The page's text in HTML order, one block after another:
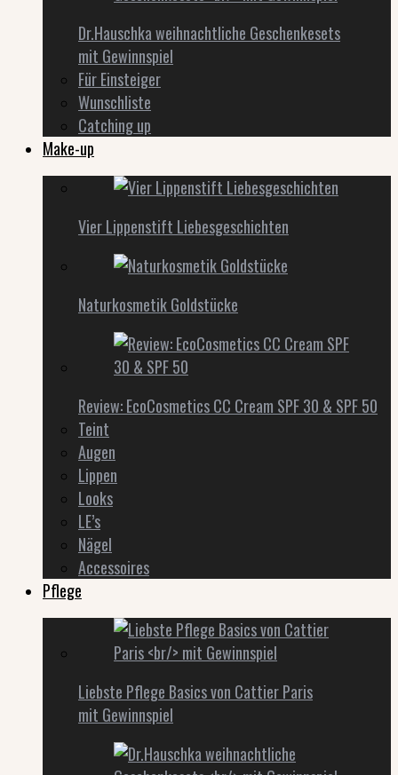
Dr.Hauschka weihnachtliche Geschenkesets
mit Gewinnspiel
Für Einsteiger
Wunschliste
Catching up
Make-up
Vier Lippenstift Liebesgeschichten
Naturkosmetik Goldstücke
Review: EcoCosmetics CC Cream SPF 30 & SPF 50
Teint
Augen
Lippen
Looks
LE’s
Nägel
Accessoires
Pflege
Liebste Pflege Basics von Cattier Paris
mit Gewinnspiel